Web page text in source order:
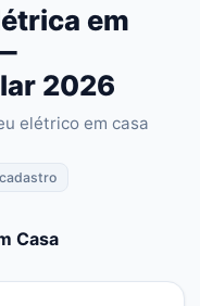
em
2026
elétrico em casa
Casa